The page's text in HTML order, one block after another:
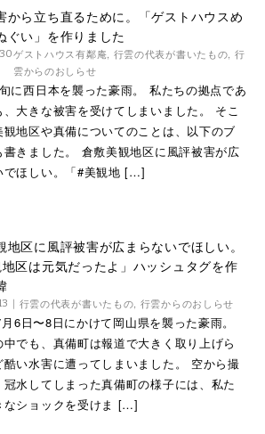
から立ち直るために。「ゲストハウスめ
ぐい」を作りました
ゲストハウス有鄰庵 行雲の代表が書いたもの 行
雲からのおしらせ
に西日本を襲った豪雨。 私たちの拠点であ
、大きな被害を受けてしまいました。 そこ
観地区や真備についてのことは、以下のブ
書きました。 倉敷美観地区に風評被害が広
でほしい。「#美観地 […]
地区に風評被害が広まらないでほしい。
地区は元気だったよ」ハッシュタグを作
行雲の代表が書いたもの 行雲からのおしらせ
6日〜8日にかけて岡山県を襲った豪雨。
中でも、真備町は報道で大きく取り上げら
酷い水害に遭ってしまいました。 空から撮
冠水してしまった真備町の様子には、私た
なショックを受けま […]